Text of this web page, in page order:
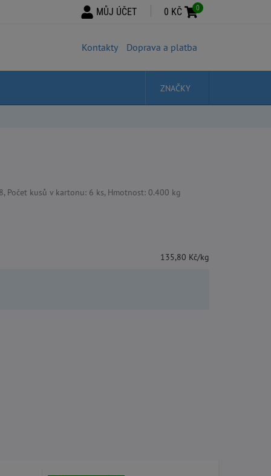
Kontakty Doprava a platba
ZNAČKY
Počet kusů v kartonu: 6 ks, Hmotnost: 0.400 kg
135,80 Kč/kg
0 KČ 0
MŮJ ÚČET